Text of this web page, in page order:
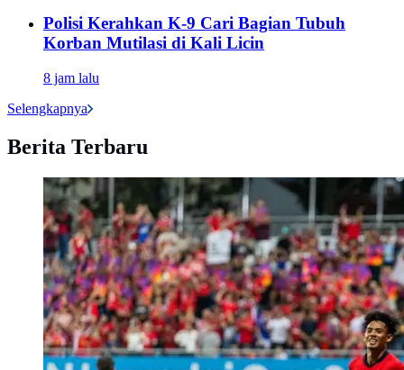
Polisi Kerahkan K-9 Cari Bagian Tubuh
Korban Mutilasi di Kali Licin
8 jam lalu
Selengkapnya
Berita Terbaru